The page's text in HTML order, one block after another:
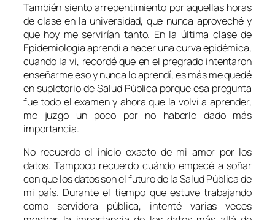
También siento arrepentimiento por aquellas horas
de clase en la universidad, que nunca aproveché y
que hoy me servirían tanto. En la última clase de
Epidemiología aprendí a hacer una curva epidémica,
cuando la vi, recordé que en el pregrado intentaron
enseñarme eso y nunca lo aprendí, es más me quedé
en supletorio de Salud Pública porque esa pregunta
fue todo el examen y ahora que la volví a aprender,
me juzgo un poco por no haberle dado más
importancia.
No recuerdo el inicio exacto de mi amor por los
datos. Tampoco recuerdo cuándo empecé a soñar
con que los datos son el futuro de la Salud Pública de
mi país. Durante el tiempo que estuve trabajando
como servidora pública, intenté varias veces